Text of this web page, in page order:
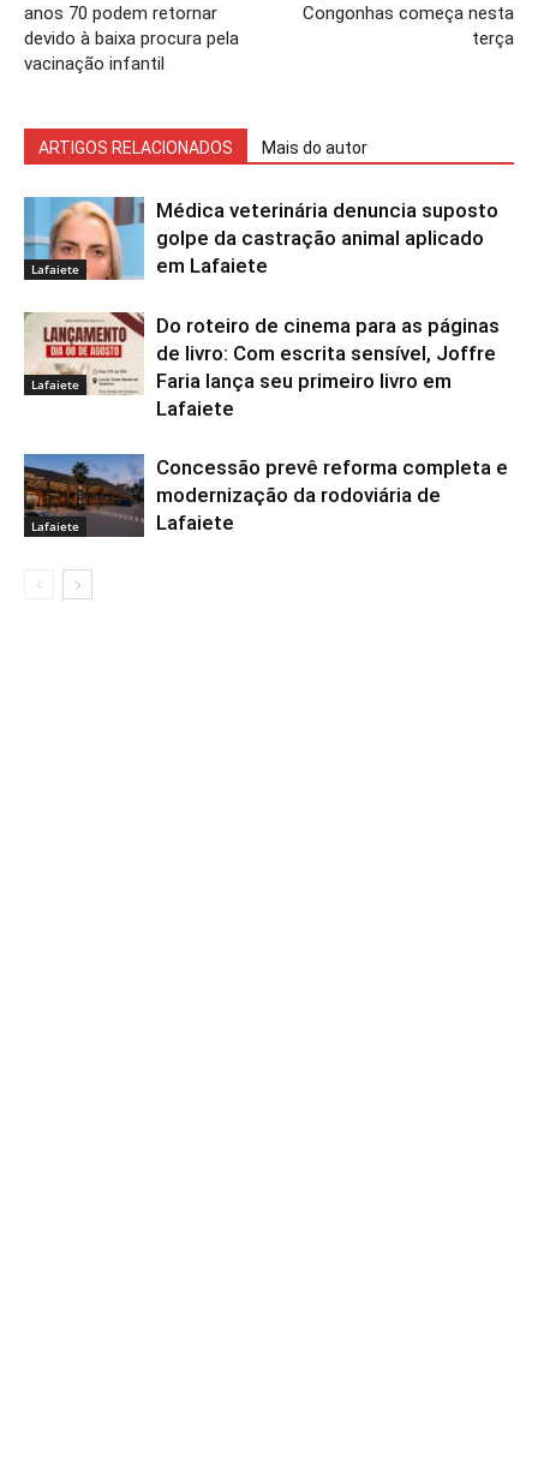
anos 70 podem retornar
devido à baixa procura pela
vacinação infantil
Congonhas começa nesta
terça
ARTIGOS RELACIONADOS Mais do autor
Lafaiete
Médica veterinária denuncia suposto
golpe da castração animal aplicado
em Lafaiete
Lafaiete
Do roteiro de cinema para as páginas
de livro: Com escrita sensível, Joffre
Faria lança seu primeiro livro em
Lafaiete
Lafaiete
Concessão prevê reforma completa e
modernização da rodoviária de
Lafaiete